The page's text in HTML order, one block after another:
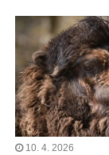
10. 4. 2026